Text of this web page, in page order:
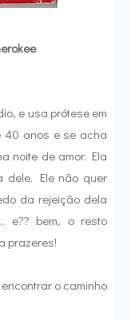
e usa prótese em
40 anos e se acha
noite de amor. Ela
dele. Ele não quer
da rejeição dela
e?? bem, o resto
prazeres!
o caminho